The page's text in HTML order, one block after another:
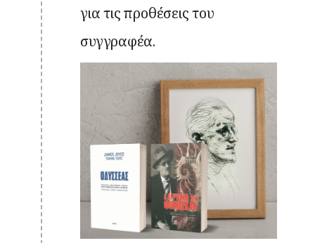
για τις προθέσεις του
συγγραφέα.